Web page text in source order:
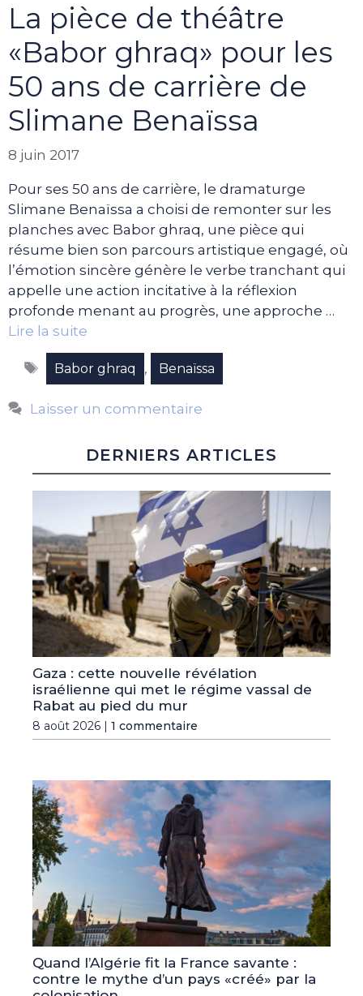
La pièce de théâtre
«Babor ghraq» pour les
50 ans de carrière de
Slimane Benaïssa
8 juin 2017
Pour ses 50 ans de carrière, le dramaturge
Slimane Benaïssa a choisi de remonter sur les
planches avec Babor ghraq, une pièce qui
résume bien son parcours artistique engagé, où
l’émotion sincère génère le verbe tranchant qui
appelle une action incitative à la réflexion
profonde menant au progrès, une approche …
Lire la suite
Étiquettes
Babor ghraq , Benaïssa
Laisser un commentaire
DERNIERS ARTICLES
Gaza : cette nouvelle révélation
israélienne qui met le régime vassal de
Rabat au pied du mur
8 août 2026 | 1 commentaire
Quand l’Algérie fit la France savante :
contre le mythe d’un pays «créé» par la